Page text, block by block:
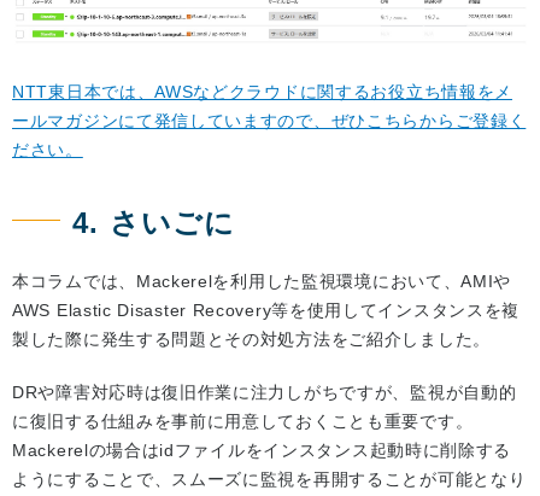
NTT東日本では、AWSなどクラウドに関するお役立ち情報をメ
ールマガジンにて発信していますので、ぜひこちらからご登録く
ださい。
4. さいごに
本コラムでは、Mackerelを利用した監視環境において、AMIや
AWS Elastic Disaster Recovery等を使用してインスタンスを複
製した際に発生する問題とその対処方法をご紹介しました。
DRや障害対応時は復旧作業に注力しがちですが、監視が自動的
に復旧する仕組みを事前に用意しておくことも重要です。
Mackerelの場合はidファイルをインスタンス起動時に削除する
ようにすることで、スムーズに監視を再開することが可能となり